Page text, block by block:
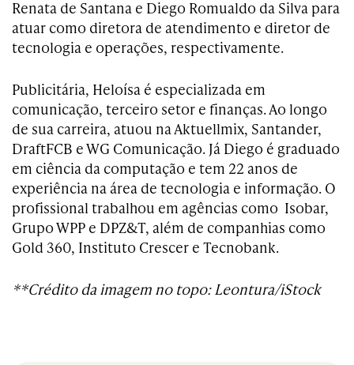
Renata de Santana e Diego Romualdo da Silva para
atuar como diretora de atendimento e diretor de
tecnologia e operações, respectivamente.
Publicitária, Heloísa é especializada em
comunicação, terceiro setor e finanças. Ao longo
de sua carreira, atuou na Aktuellmix, Santander,
DraftFCB e WG Comunicação. Já Diego é graduado
em ciência da computação e tem 22 anos de
experiência na área de tecnologia e informação. O
profissional trabalhou em agências como Isobar,
Grupo WPP e DPZ&T, além de companhias como
Gold 360, Instituto Crescer e Tecnobank.
**Crédito da imagem no topo: Leontura/iStock